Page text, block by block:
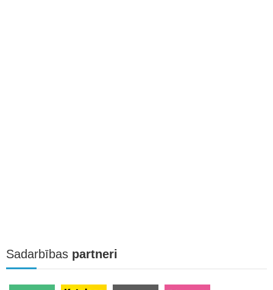
Sadarbības partneri